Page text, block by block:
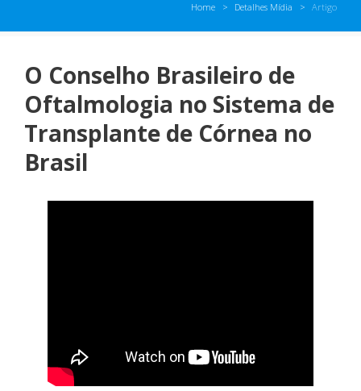
Home Detalhes Mídia Artigo
O Conselho Brasileiro de
Oftalmologia no Sistema de
Transplante de Córnea no
Brasil